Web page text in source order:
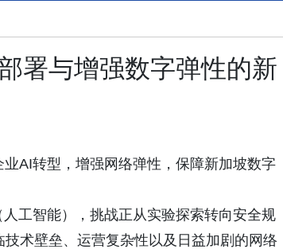
署与增强数字弹性的新
AI转型，增强网络弹性，保障新加坡数字
工智能），挑战正从实验探索转向安全规
术壁垒、运营复杂性以及日益加剧的网络